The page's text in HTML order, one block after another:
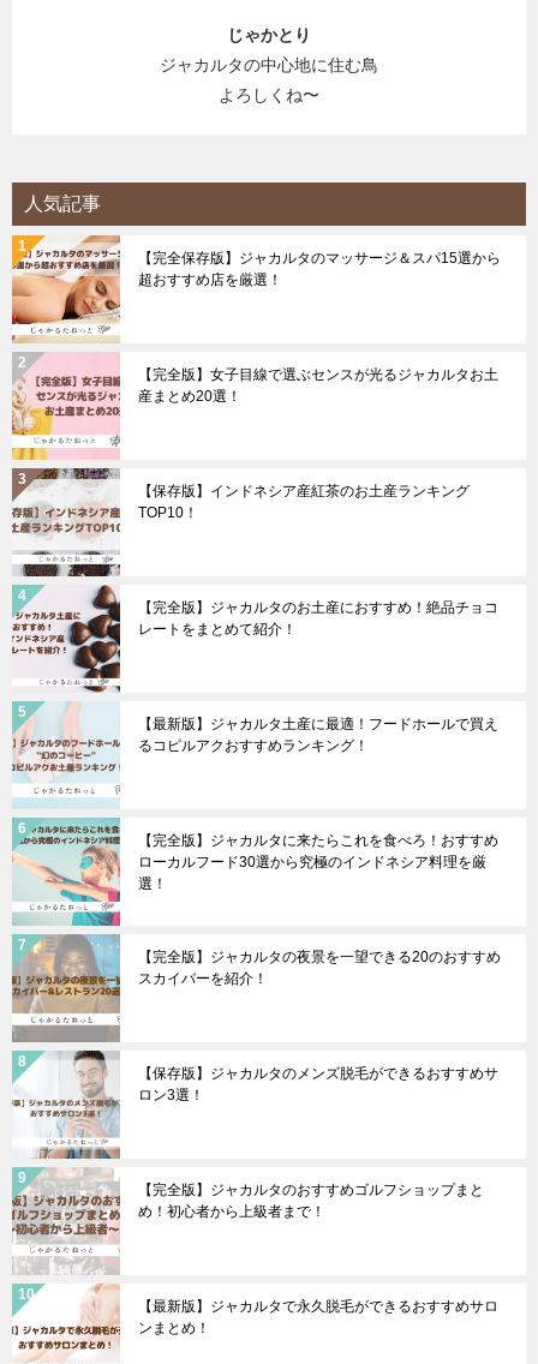
じゃかとり
ジャカルタの中心地に住む鳥
よろしくね〜
人気記事
【完全保存版】ジャカルタのマッサージ＆スパ15選から
超おすすめ店を厳選！
【完全版】女子目線で選ぶセンスが光るジャカルタお土
産まとめ20選！
【保存版】インドネシア産紅茶のお土産ランキング
TOP10！
【完全版】ジャカルタのお土産におすすめ！絶品チョコ
レートをまとめて紹介！
【最新版】ジャカルタ土産に最適！フードホールで買え
るコピルアクおすすめランキング！
【完全版】ジャカルタに来たらこれを食べろ！おすすめ
ローカルフード30選から究極のインドネシア料理を厳
選！
【完全版】ジャカルタの夜景を一望できる20のおすすめ
スカイバーを紹介！
【保存版】ジャカルタのメンズ脱毛ができるおすすめサ
ロン3選！
【完全版】ジャカルタのおすすめゴルフショップまと
め！初心者から上級者まで！
【最新版】ジャカルタで永久脱毛ができるおすすめサロ
ンまとめ！